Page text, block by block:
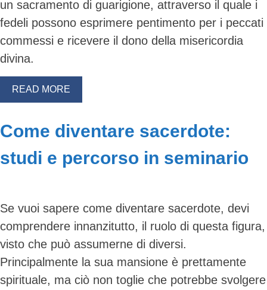
un sacramento di guarigione, attraverso il quale i
fedeli possono esprimere pentimento per i peccati
commessi e ricevere il dono della misericordia
divina.
READ MORE
Come diventare sacerdote:
studi e percorso in seminario
Se vuoi sapere come diventare sacerdote, devi
comprendere innanzitutto, il ruolo di questa figura,
visto che può assumerne di diversi.
Principalmente la sua mansione è prettamente
spirituale, ma ciò non toglie che potrebbe svolgere